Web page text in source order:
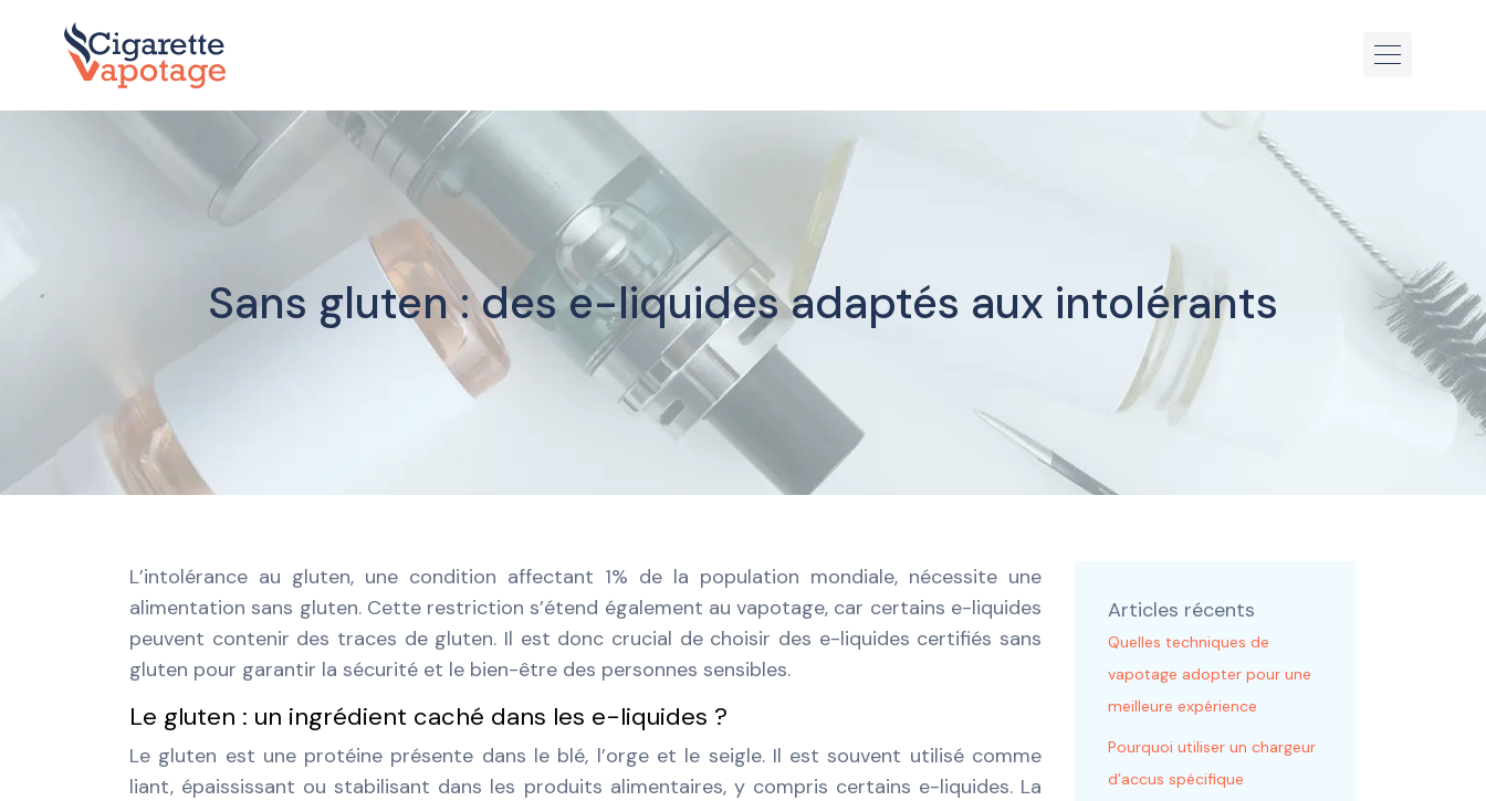
Sans gluten : des e-liquides adaptés aux intolérants
L’intolérance au gluten, une condition affectant 1% de la population mondiale, nécessite une
alimentation sans gluten. Cette restriction s’étend également au vapotage, car certains e-liquides
peuvent contenir des traces de gluten. Il est donc crucial de choisir des e-liquides certifiés sans
gluten pour garantir la sécurité et le bien-être des personnes sensibles.
Le gluten : un ingrédient caché dans les e-liquides ?
Le gluten est une protéine présente dans le blé, l’orge et le seigle. Il est souvent utilisé comme
liant, épaississant ou stabilisant dans les produits alimentaires, y compris certains e-liquides. La
Articles récents
Quelles techniques de
vapotage adopter pour une
meilleure expérience
Pourquoi utiliser un chargeur
d’accus spécifique